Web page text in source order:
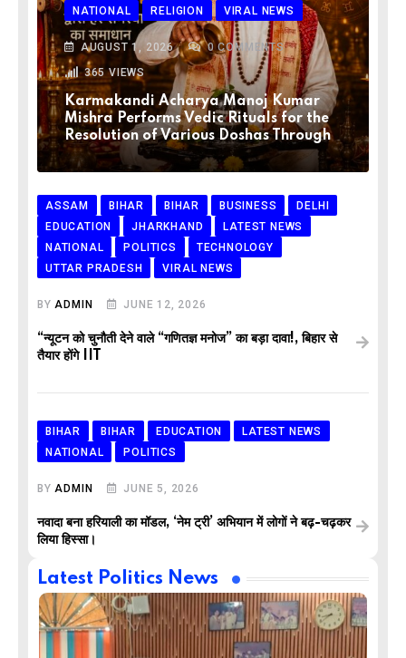
NATIONAL
RELIGION VIRAL NEWS
AUGUST 1, 2026 0COMMENTS
365VIEWS
Karmakandi Acharya Manoj Kumar
Mishra Performs Vedic Rituals for the
Resolution of Various Doshas Through
ASSAM BIHAR BIHAR BUSINESS
DELHI
EDUCATION
JHARKHAND
LATEST NEWS
NATIONAL
POLITICS
TECHNOLOGY
UTTAR PRADESH
VIRAL NEWS
BYADMIN JUNE 12, 2026
“न्यूटन को चुनौती देने वाले “गणितज्ञ मनोज” का बड़ा दावा!, बिहार से
तैयार होंगे IIT
BIHAR BIHAR EDUCATION
LATEST NEWS
NATIONAL
POLITICS
BYADMIN JUNE 5, 2026
नवादा बना हरियाली का मॉडल, ‘नेम ट्री’ अभियान में लोगों ने बढ़-चढ़कर
लिया हिस्सा।
Latest Politics News